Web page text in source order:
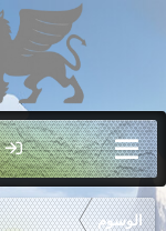
الوسوم